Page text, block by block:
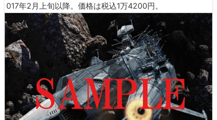
017年2月上旬以降。価格は税込1万4200円。